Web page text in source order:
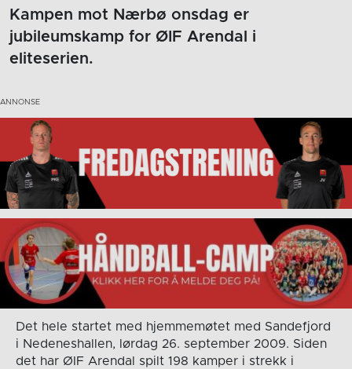
Kampen mot Nærbø onsdag er
jubileumskamp for ØIF Arendal i
eliteserien.
Det hele startet med hjemmemøtet med Sandefjord
i Nedeneshallen, lørdag 26. september 2009. Siden
det har ØIF Arendal spilt 198 kamper i strekk i